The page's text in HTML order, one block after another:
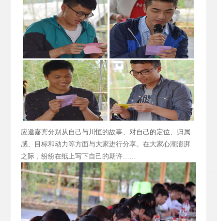
应邀嘉宾分别从自己与川恒的故事、对自己的定位、归属
感、目标和动力等方面与大家进行分享。在大家心潮澎湃
之际，纷纷在纸上写下自己的期许……